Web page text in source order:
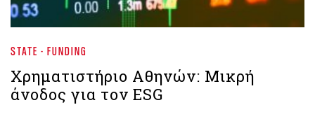
STATE - FUNDING
Χρηματιστήριο Aθηνών: Μικρή
άνοδος για τον ESG